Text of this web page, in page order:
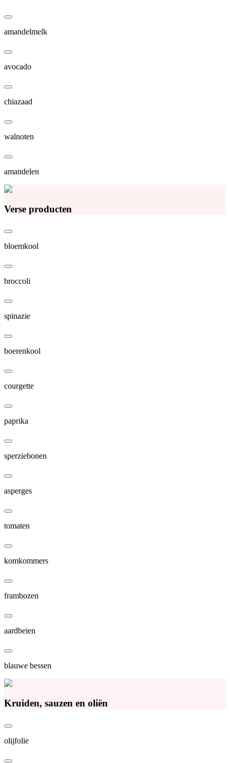
amandelmelk
avocado
chiazaad
walnoten
amandelen
Verse producten
bloemkool
broccoli
spinazie
boerenkool
courgette
paprika
sperziebonen
asperges
tomaten
komkommers
frambozen
aardbeien
blauwe bessen
Kruiden, sauzen en oliën
olijfolie